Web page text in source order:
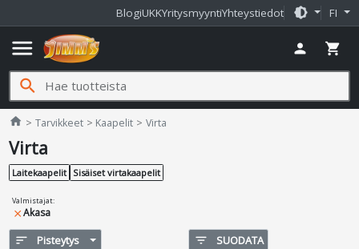
BlogiUKKYritysmyyntiYhteystiedot brightness_medium FI
menu person shopping_cart
search
home Jimms.fi
Tarvikkeet Kaapelit Virta
Virta
Laitekaapelit Sisäiset virtakaapelit
Valmistajat:
closeAkasa
sort Pisteytys filter_list SUODATA